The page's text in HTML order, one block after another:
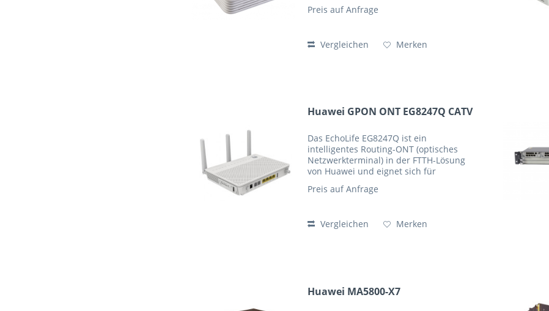
a 95% RH (non-condensing)
Preis auf Anfrage
Vergleichen Merken
Huawei GPON ONT EG8247Q CATV
Das EchoLife EG8247Q ist ein
intelligentes Routing-ONT (optisches
Netzwerkterminal) in der FTTH-Lösung
von Huawei und eignet sich für
Ethernet-, WLAN-, RF-, POTS- und USB-
Preis auf Anfrage
Vergleichen Merken
Huawei MA5800-X7